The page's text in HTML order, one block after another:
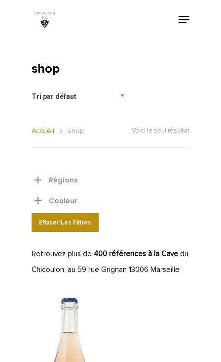
shop
Tri par défaut
Voici le seul résultat
Accueil shop
Régions
Couleur
Effacer Les Filtres
Retrouvez plus de 400 références à la Cave du
Chicoulon, au 59 rue Grignan 13006 Marseille